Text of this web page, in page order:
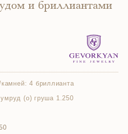
и бриллиантами
камней: 4 бриллианта
(o) груша 1.250